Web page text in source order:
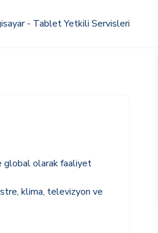
- Tablet Yetkili Servisleri
global olarak faaliyet
klima, televizyon ve